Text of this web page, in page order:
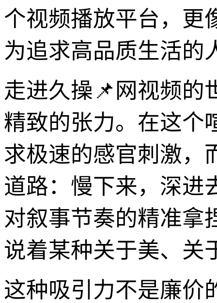
个视频播放平台，更
为追求高品质生活的
走进久操📌网视频的
精致的张力。在这个
求极速的感官刺激，
道路：慢下来，深进
对叙事节奏的精准拿
说着某种关于美、关
这种吸引力不是廉价